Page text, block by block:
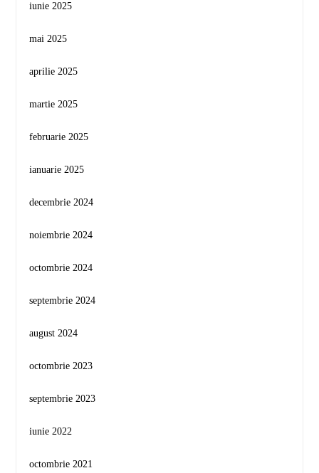
iunie 2025
mai 2025
aprilie 2025
martie 2025
februarie 2025
ianuarie 2025
decembrie 2024
noiembrie 2024
octombrie 2024
septembrie 2024
august 2024
octombrie 2023
septembrie 2023
iunie 2022
octombrie 2021